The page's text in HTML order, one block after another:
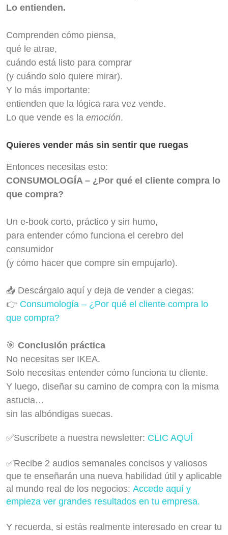
Lo entienden.
Comprenden cómo piensa,
qué le atrae,
cuándo está listo para comprar
(y cuándo solo quiere mirar).
Y lo más importante:
entienden que la lógica rara vez vende.
Lo que vende es la emoción.
Quieres vender más sin sentir que ruegas
Entonces necesitas esto:
CONSUMOLOGÍA – ¿Por qué el cliente compra lo
que compra?
Un e-book corto, práctico y sin humo,
para entender cómo funciona el cerebro del
consumidor
(y cómo hacer que compre sin empujarlo).
📥 Descárgalo aquí y deja de vender a ciegas:
👉 Consumología – ¿Por qué el cliente compra lo
que compra?
🎯 Conclusión práctica
No necesitas ser IKEA.
Solo necesitas entender cómo funciona tu cliente.
Y luego, diseñar su camino de compra con la misma
astucia…
sin las albóndigas suecas.
✅Suscríbete a nuestra newsletter: CLIC AQUÍ
✅Recibe 2 audios semanales concisos y valiosos
que te enseñarán una nueva habilidad útil y aplicable
al mundo real de los negocios: Accede aquí y
empieza ver grandes resultados en tu empresa.
Y recuerda, si estás realmente interesado en crear tu